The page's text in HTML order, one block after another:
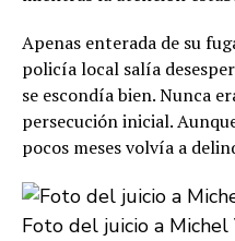
Apenas enterada de su
policía local salía
se escondía bien. Nunca
persecución inicial.
pocos meses volvía a
Foto del juicio a Michel